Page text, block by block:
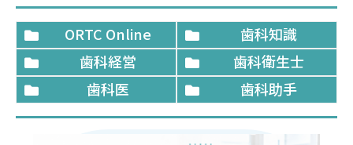
ORTC Online
歯科知識
歯科経営
歯科衛生士
歯科医
歯科助手